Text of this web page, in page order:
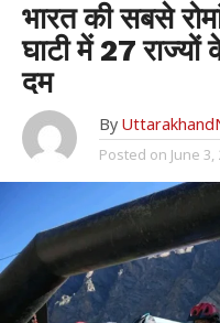
भारत की सबसे
घाटी में 27 राज्यों
दम
By
Posted on June 3,